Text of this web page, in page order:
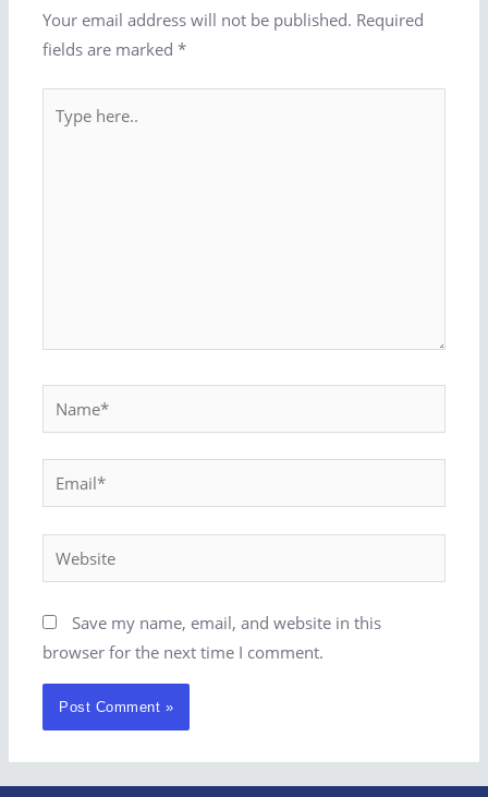
Your email address will not be published. Required
fields are marked*
Save my name, email, and website in this
browser for the next time I comment.